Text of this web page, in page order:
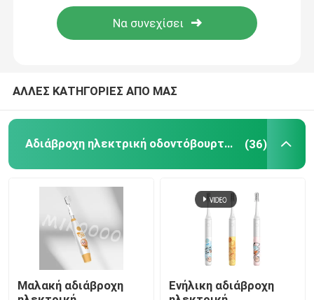
ΑΛΛΕΣ ΚΑΤΗΓΟΡΙΕΣ ΑΠΟ ΜΑΣ
Αδιάβροχη ηλεκτρική οδοντόβουρτσα (36)
Μαλακή αδιάβροχη
Ενήλικη αδιάβροχη